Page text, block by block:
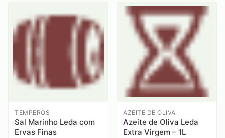
TEMPEROS
Sal Marinho Leda com
Ervas Finas
AZEITE DE OLIVA
Azeite de Oliva Leda
Extra Virgem – 1L